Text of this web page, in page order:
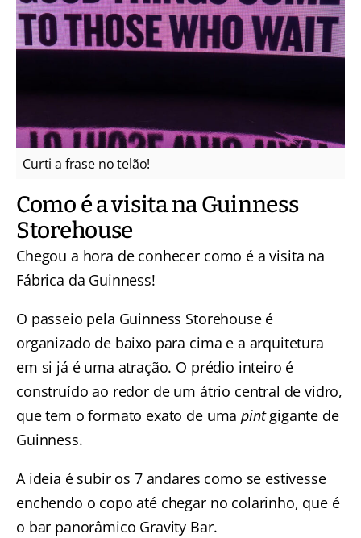
Curti a frase no telão!
Como é a visita na Guinness
Storehouse
Chegou a hora de conhecer como é a visita na
Fábrica da Guinness!
O passeio pela Guinness Storehouse é
organizado de baixo para cima e a arquitetura
em si já é uma atração. O prédio inteiro é
construído ao redor de um átrio central de vidro,
que tem o formato exato de umapintgigante de
Guinness.
A ideia é subir os 7 andares como se estivesse
enchendo o copo até chegar no colarinho, que é
o bar panorâmico Gravity Bar.